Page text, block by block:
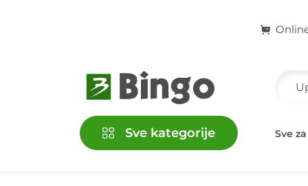
Sve kategorije
Kućni ljubimci Školski i kancelarijski pribor Sve